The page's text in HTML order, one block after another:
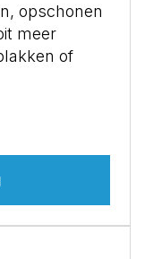
opschonen
meer
of